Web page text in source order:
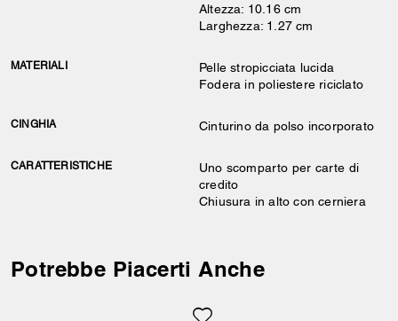
Altezza: 10.16 cm
Larghezza: 1.27 cm
MATERIALI
Pelle stropicciata lucida
Fodera in poliestere riciclato
CINGHIA Cinturino da polso incorporato
CARATTERISTICHE
Uno scomparto per carte di
credito
Chiusura in alto con cerniera
Potrebbe Piacerti Anche